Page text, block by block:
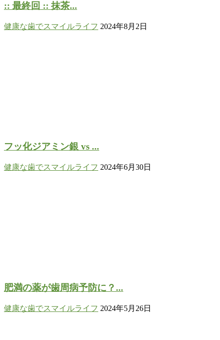
:: 最終回 :: 抹茶...
健康な歯でスマイルライフ 2024年8月2日
フッ化ジアミン銀 vs ...
健康な歯でスマイルライフ 2024年6月30日
肥満の薬が歯周病予防に？...
健康な歯でスマイルライフ 2024年5月26日